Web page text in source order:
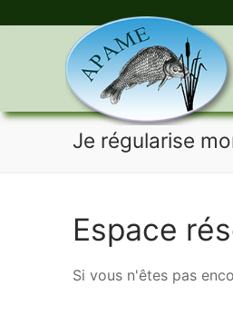
Aller
Je régularise
Espace
Si vous n'êtes pas